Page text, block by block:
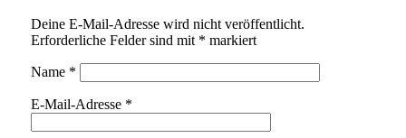
Deine E-Mail-Adresse wird nicht veröffentlicht.
Erforderliche Felder sind mit * markiert
Name *
E-Mail-Adresse *